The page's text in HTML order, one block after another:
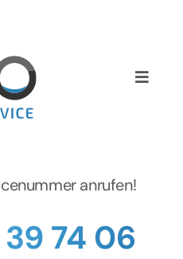
Toggle
anrufen!
39 74 06